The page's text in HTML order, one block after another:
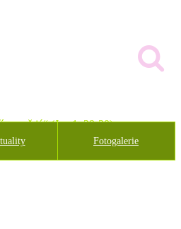
než já“ (Jan 1, 29-30)
Fotogalerie